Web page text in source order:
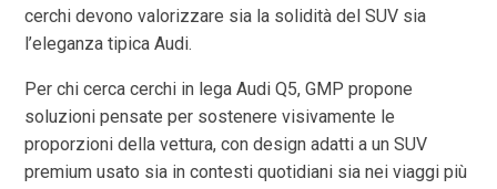
cerchi devono valorizzare sia la solidità del SUV sia
l’eleganza tipica Audi.
Per chi cerca cerchi in lega Audi Q5, GMP propone
soluzioni pensate per sostenere visivamente le
proporzioni della vettura, con design adatti a un SUV
premium usato sia in contesti quotidiani sia nei viaggi più